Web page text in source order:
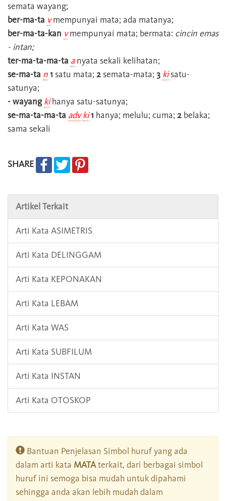
semata wayang;
ber-ma-ta vmempunyai mata; ada matanya;
ber-ma-ta-kan vmempunyai mata; bermata: cincin emas
- intan;
ter-ma-ta-ma-ta anyata sekali kelihatan;
se-ma-ta n1 satu mata; 2 semata-mata; 3 kisatu-
satunya;
- wayang kihanya satu-satunya;
se-ma-ta-ma-ta adv ki1 hanya; melulu; cuma; 2 belaka;
sama sekali
SHARE
Artikel Terkait
Arti Kata ASIMETRIS
Arti Kata DELINGGAM
Arti Kata KEPONAKAN
Arti Kata LEBAM
Arti Kata WAS
Arti Kata SUBFILUM
Arti Kata INSTAN
Arti Kata OTOSKOP
Bantuan Penjelasan Simbol huruf yang ada
dalam arti kata MATAterkait, dari berbagai simbol
huruf ini semoga bisa mudah untuk dipahami
sehingga anda akan lebih mudah dalam